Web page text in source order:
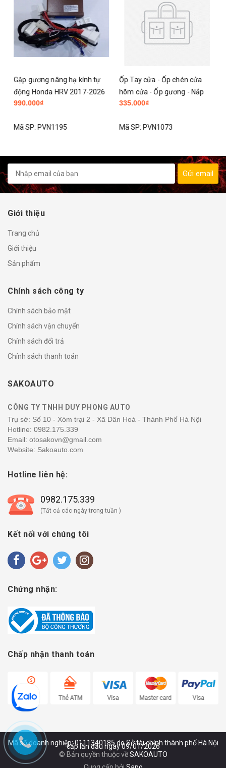
Gập gương nâng hạ kính tự
động Honda HRV 2017-2026
cắm jack zin
990.000₫
Mã SP: PVN1195
Ốp Tay cửa - Ốp chén cửa
hõm cửa - Ốp gương - Nắp
xăng Carbon xe HRV 2023-
335.000₫
Mã SP: PVN1073
Gửi email
Giới thiệu
Trang chủ
Giới thiệu
Sản phẩm
Chính sách công ty
Chính sách bảo mật
Chính sách vận chuyển
Chính sách đổi trả
Chính sách thanh toán
SAKOAUTO
CÔNG TY TNHH DUY PHONG AUTO
Trụ sở: Số 10 - Xóm trại 2 - Xã Dân Hoà - Thành Phố Hà Nội
Hotline: 0982.175.339
Email: otosakovn@gmail.com
Website: Sakoauto.com
Hotline liên hệ:
0982.175.339
(Tất cả các ngày trong tuần )
Kết nối với chúng tôi
Chứng nhận:
Chấp nhận thanh toán
Mã số doanh nghiệp: 0111340185 do Sở tài chính thành phố Hà Nội
cấp lần đầu ngày 09/01/2026
© Bản quyền thuộc vềSAKOAUTO